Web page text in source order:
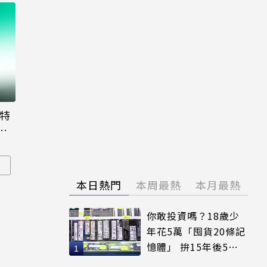
本日熱門 本周最熱 本月最熱
你敢投資嗎？18歲少
年花5萬「囤貨20條記
憶體」 拚15年後5倍